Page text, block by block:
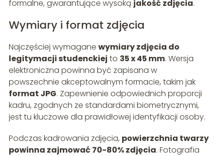
formalne, gwarantujące wysoką jakość zdjęcia.
Wymiary i format zdjęcia
Najczęściej wymagane wymiary zdjęcia do
legitymacji studenckiej to 35 x 45 mm. Wersja
elektroniczna powinna być zapisana w
powszechnie akceptowalnym formacie, takim jak
format JPG. Zapewnienie odpowiednich proporcji
kadru, zgodnych ze standardami biometrycznymi,
jest tu kluczowe dla prawidłowej identyfikacji osoby.
Podczas kadrowania zdjęcia, powierzchnia twarzy
powinna zajmować 70-80% zdjęcia. Fotografia